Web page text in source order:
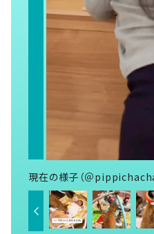
現在の様子（＠